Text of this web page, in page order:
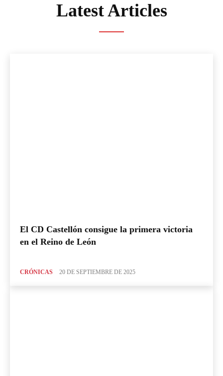
Latest Articles
El CD Castellón consigue la primera victoria
en el Reino de León
CRÓNICAS 20 DE SEPTIEMBRE DE 2025